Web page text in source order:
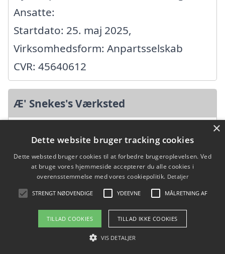
Ansatte:
Startdato: 25. maj 2025,
Virksomhedsform: Anpartsselskab
CVR: 45640612
Æ' Snekes's Værksted
Startdato: 01. februar 1988,
Virksomhedsform:
CVR: 12186908
×
Dette website bruger tracking cookies
Dette websted bruger cookies til at forbedre brugeroplevelsen. Ved
at bruge vores hjemmeside accepterer du alle cookies i
overensstemmelse med vores cookiepolitik. Detaljer
STRENGT NØDVENDIGE YDEEVNE MÅLRETNING AF
TILLAD COOKIES TILLAD IKKE COOKIES
VIS DETALJER